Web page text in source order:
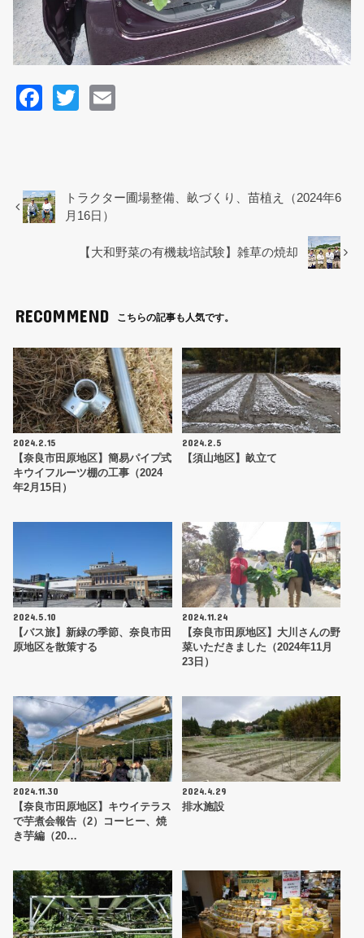
F
b
o
T
トラクター圃場整備、畝づくり、苗植え（2024年6
月16日）
【大和野菜の有機栽培試験】雑草の焼却
RECOMMEND こちらの記事も人気です。
2024.2.15
【奈良市田原地区】簡易パイプ式
キウイフルーツ棚の工事（2024
年2月15日）
2024.2.5
【須山地区】畝立て
2024.5.10
【バス旅】新緑の季節、奈良市田
原地区を散策する
2024.11.24
【奈良市田原地区】大川さんの野
菜いただきました（2024年11月
23日）
2024.11.30
【奈良市田原地区】キウイテラス
で芋煮会報告（2）コーヒー、焼
き芋編（20…
2024.4.29
排水施設